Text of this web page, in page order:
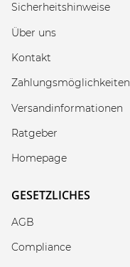
Sicherheitshinweise
Über uns
Kontakt
Zahlungsmöglichkeiten
Versandinformationen
Ratgeber
Homepage
GESETZLICHES
AGB
Compliance